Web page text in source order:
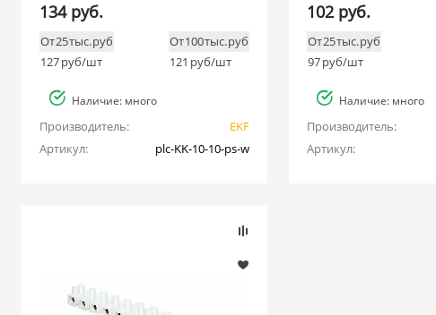
134 руб.
От 25 тыс. руб
127руб/шт
От 100 тыс. руб
121 руб/шт
Наличие: много
Производитель:
EKF
Артикул:
plc-KK-10-10-ps-w
102 руб.
От 25 тыс. руб
97руб/шт
Наличие: много
Производитель:
Артикул: